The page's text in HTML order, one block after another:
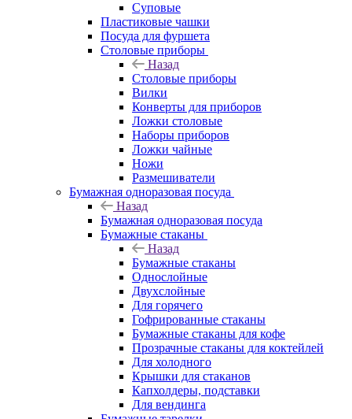
Суповые
Пластиковые чашки
Посуда для фуршета
Столовые приборы
Назад
Столовые приборы
Вилки
Конверты для приборов
Ложки столовые
Наборы приборов
Ложки чайные
Ножи
Размешиватели
Бумажная одноразовая посуда
Назад
Бумажная одноразовая посуда
Бумажные стаканы
Назад
Бумажные стаканы
Однослойные
Двухслойные
Для горячего
Гофрированные стаканы
Бумажные стаканы для кофе
Прозрачные стаканы для коктейлей
Для холодного
Крышки для стаканов
Капхолдеры, подставки
Для вендинга